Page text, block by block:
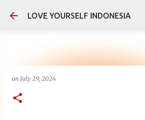
Skip to main content
LOVE YOURSELF INDONESIA
on July 29, 2024